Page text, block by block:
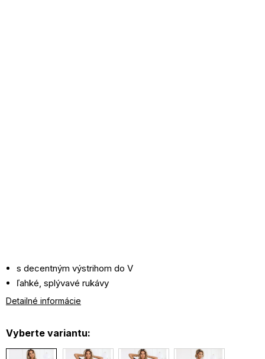
s decentným výstrihom do V
ľahké, splývavé rukávy
Podšívka: 100% polyester
Detailné informácie
Vyberte variantu: